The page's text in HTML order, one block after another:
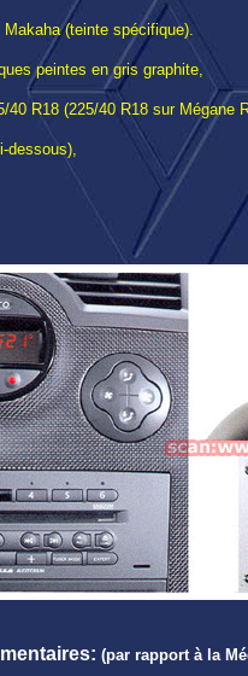
(teinte spécifique).
peintes en gris graphite,
R18 (225/40 R18 sur Mégane
dessous),
(par rapport à la